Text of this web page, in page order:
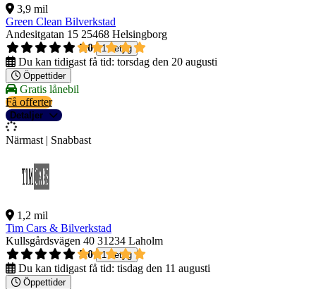
3,9 mil
Green Clean Bilverkstad
Andesitgatan 15 25468 Helsingborg
5,0
1 betyg
Du kan tidigast få tid: torsdag den 20 augusti
Öppettider
Gratis lånebil
Få offerter
Detaljer
Närmast | Snabbast
1,2 mil
Tim Cars & Bilverkstad
Kullsgårdsvägen 40 31234 Laholm
5,0
1 betyg
Du kan tidigast få tid: tisdag den 11 augusti
Öppettider